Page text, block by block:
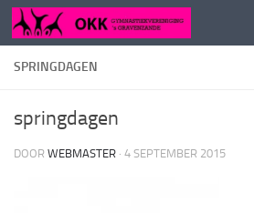
Doorgaan naar inhoud
SPRINGDAGEN
springdagen
DOOR WEBMASTER · 4 SEPTEMBER 2015